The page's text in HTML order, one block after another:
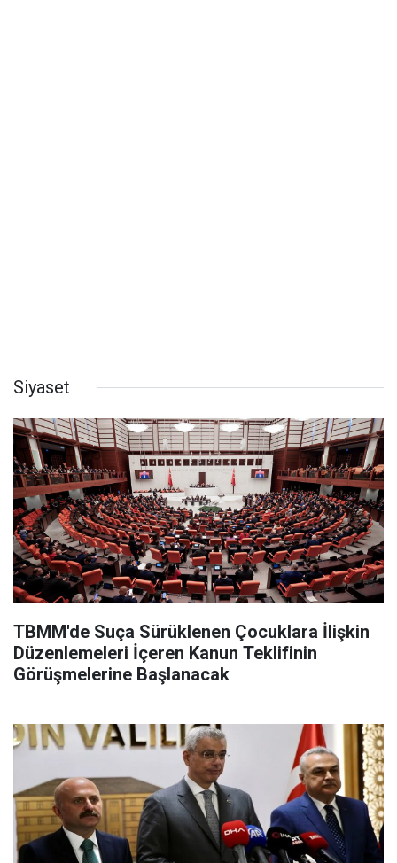
Siyaset
TBMM'de Suça Sürüklenen Çocuklara İlişkin
Düzenlemeleri İçeren Kanun Teklifinin
Görüşmelerine Başlanacak